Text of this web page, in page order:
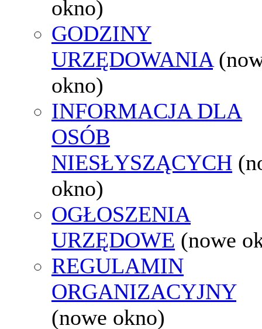
okno)
GODZINY
URZĘDOWANIA
okno)
INFORMACJA DLA
OSÓB
NIESŁYSZĄCYCH
okno)
OGŁOSZENIA
URZĘDOWE (nowe
REGULAMIN
ORGANIZACYJNY
(nowe okno)